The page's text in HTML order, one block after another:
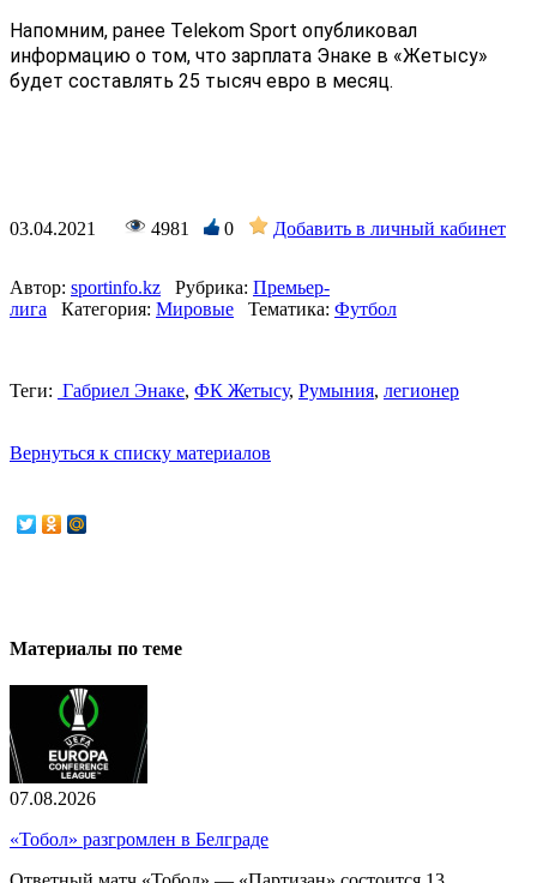
Напомним, ранее Telekom Sport опубликовал
информацию о том, что зарплата Энаке в «Жетысу»
будет составлять 25 тысяч евро в месяц.
03.04.2021 4981 0 Добавить в личный кабинет
Автор: sportinfo.kz Рубрика: Премьер-
лига
Категория: Мировые Тематика: Футбол
Теги: Габриел Энаке, ФК Жетысу, Румыния, легионер
Вернуться к списку материалов
Материалы по теме
07.08.2026
«Тобол» разгромлен в Белграде